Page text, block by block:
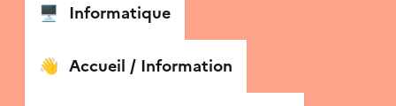
🖥 Informatique
👋 Accueil / Information